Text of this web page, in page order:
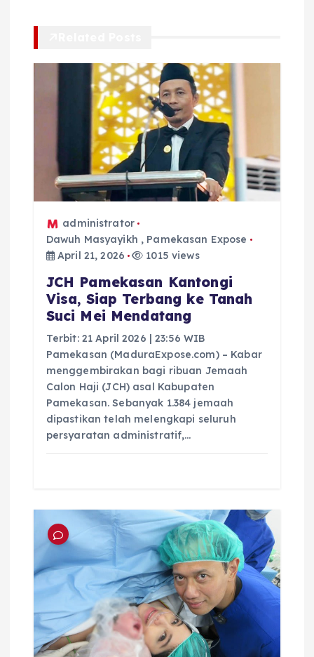
s
administrator
Dawuh Masyayikh , Pamekasan Expose
April 21, 2026
1015 views
JCH Pamekasan Kantongi
Visa, Siap Terbang ke Tanah
Suci Mei Mendatang
Terbit: 21 April 2026 | 23:56 WIB
Pamekasan (MaduraExpose.com) – Kabar
menggembirakan bagi ribuan Jemaah
Calon Haji (JCH) asal Kabupaten
Pamekasan. Sebanyak 1.384 jemaah
dipastikan telah melengkapi seluruh
persyaratan administratif,…